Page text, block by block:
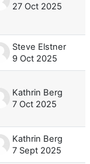
27 Oct 2025
Steve Elstner
9 Oct 2025
Kathrin Berg
7 Oct 2025
Kathrin Berg
7 Sept 2025